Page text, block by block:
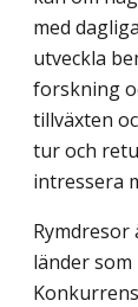
med
utveckla
forskning
tillväxten
tur och
intressera
länder